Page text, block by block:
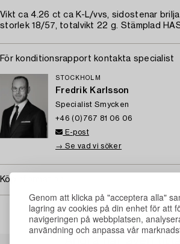
Genom att klicka på "acceptera alla"
lagring av cookies på din enhet för att
navigeringen på webbplatsen,
användning och anpassa vår
Vikt ca 4.26 ct ca K-L/vvs, sidostenar
storlek 18/57, totalvikt 22 g. Stämplad
För konditionsrapport kontakta specialist
STOCKHOLM
Fredrik Karlsson
Specialist Smycken
+46 (0)767 81 06 06
E-post
→ Se vad vi söker
Köpinformation